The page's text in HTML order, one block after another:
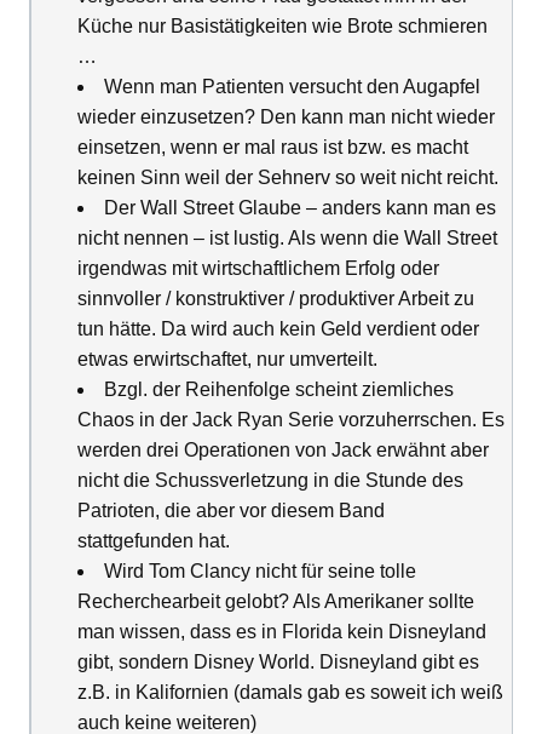
Küche nur Basistätigkeiten wie Brote schmieren
…
Wenn man Patienten versucht den Augapfel
wieder einzusetzen? Den kann man nicht wieder
einsetzen, wenn er mal raus ist bzw. es macht
keinen Sinn weil der Sehnerv so weit nicht reicht.
Der Wall Street Glaube – anders kann man es
nicht nennen – ist lustig. Als wenn die Wall Street
irgendwas mit wirtschaftlichem Erfolg oder
sinnvoller / konstruktiver / produktiver Arbeit zu
tun hätte. Da wird auch kein Geld verdient oder
etwas erwirtschaftet, nur umverteilt.
Bzgl. der Reihenfolge scheint ziemliches
Chaos in der Jack Ryan Serie vorzuherrschen. Es
werden drei Operationen von Jack erwähnt aber
nicht die Schussverletzung in die Stunde des
Patrioten, die aber vor diesem Band
stattgefunden hat.
Wird Tom Clancy nicht für seine tolle
Recherchearbeit gelobt? Als Amerikaner sollte
man wissen, dass es in Florida kein Disneyland
gibt, sondern Disney World. Disneyland gibt es
z.B. in Kalifornien (damals gab es soweit ich weiß
auch keine weiteren)